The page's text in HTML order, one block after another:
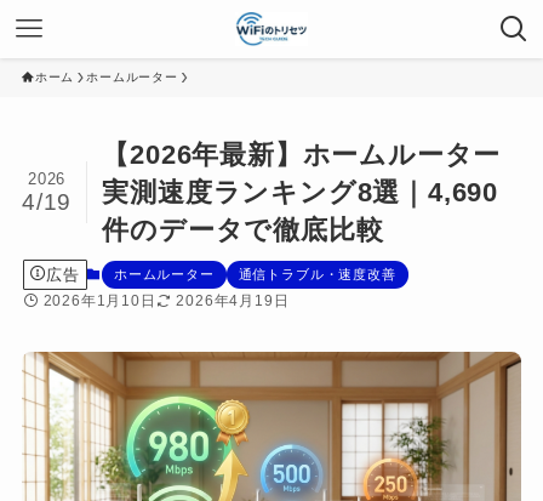
ホーム ホームルーター
【2026年最新】ホームルーター
実測速度ランキング8選｜4,690
件のデータで徹底比較
2026
4/19
広告 ホームルーター 通信トラブル・速度改善
2026年1月10日 2026年4月19日